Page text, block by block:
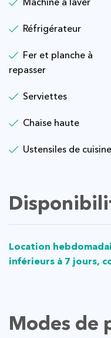
Réfrigérateur
Fer et planche à
repasser
Serviettes
Chaise haute
Ustensiles de cuisine
Location hebdomadaire, pour des séjours
inférieurs à 7 jours,
Modes